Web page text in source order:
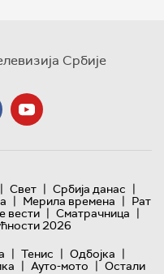
Србије
| Свет | Србија данас |
| Мерила времена | Рат
вести | Сматрачница |
2026
| Тенис | Одбојка |
| Ауто-мото | Остали